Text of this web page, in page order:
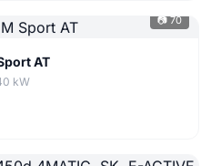
📷 70
AT
kW